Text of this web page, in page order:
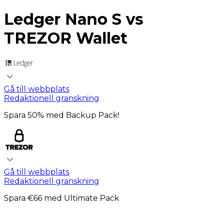
Ledger Nano S vs
TREZOR Wallet
Gå till webbplats
Redaktionell granskning
Spara 50% med Backup Pack!
Gå till webbplats
Redaktionell granskning
Spara €66 med Ultimate Pack